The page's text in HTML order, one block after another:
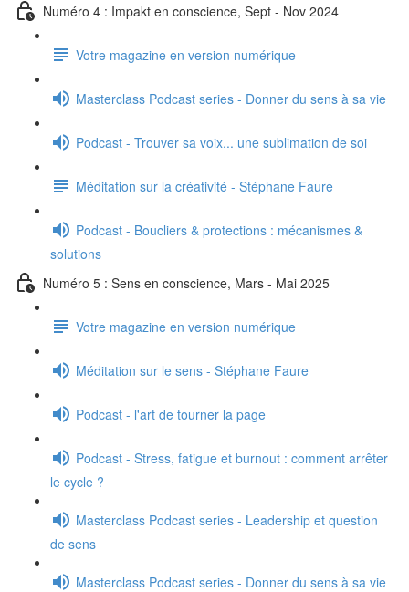
Numéro 4 : Impakt en conscience, Sept - Nov 2024
Votre magazine en version numérique
Masterclass Podcast series - Donner du sens à sa vie
Podcast - Trouver sa voix... une sublimation de soi
Méditation sur la créativité - Stéphane Faure
Podcast - Boucliers & protections : mécanismes &
solutions
Numéro 5 : Sens en conscience, Mars - Mai 2025
Votre magazine en version numérique
Méditation sur le sens - Stéphane Faure
Podcast - l'art de tourner la page
Podcast - Stress, fatigue et burnout : comment arrêter
le cycle ?
Masterclass Podcast series - Leadership et question
de sens
Masterclass Podcast series - Donner du sens à sa vie